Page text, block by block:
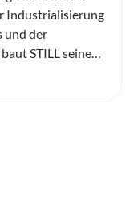
Industrialisierung
und der
STILL seine
für